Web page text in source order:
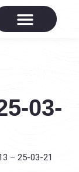
03-
– 25-03-21